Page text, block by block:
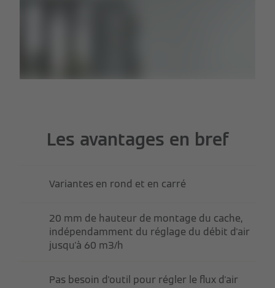
Les avantages en bref
Variantes en rond et en carré
20 mm de hauteur de montage du cache,
indépendamment du réglage du débit d'air
jusqu'à 60 m3/h
Pas besoin d'outil pour régler le flux d'air